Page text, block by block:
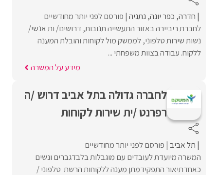
חדרה כפר יונה נתניה פורסם לפני יותר מחודשיים
לחברת ריביירה באזור התעשייה תנובות, דרושים/ ות אנשי/
נשות שירות טלפוני, לממשק מול לקוחות והובלת המענה
ללקוח. עבודה בצוות משפחתי ...
מידע על המשרה
לחברה גדולה בתל אביב דרוש /ה
רפרנט /ית שירות לקוחות
תל אביב פורסם לפני יותר מחודשיים
המשרה מיועדת לעובדים עם מוגבלות בלבדגברים ונשים
כאחדתיאור התפקידמתן מענה ללקוחות הרשת טלפוני /